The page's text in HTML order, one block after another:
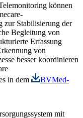
können
zur Stabilisierung der
Begleitung von
Erfassung
von
besser koordinieren
in dem
BVMed-
mit